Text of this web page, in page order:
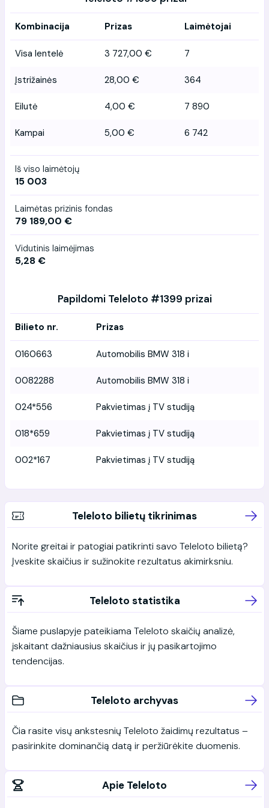
Kombinacija Prizas Laimėtojai
Visa lentelė 3 727,00 € 7
Įstrižainės 28,00 € 364
Eilutė 4,00 € 7 890
Kampai 5,00 € 6 742
Iš viso laimėtojų
15 003
Laimėtas prizinis fondas
79 189,00 €
Vidutinis laimėjimas
5,28 €
Papildomi Teleloto #1399 prizai
Bilieto nr. Prizas
0160663 Automobilis BMW 318 i
0082288 Automobilis BMW 318 i
024*556 Pakvietimas į TV studiją
018*659 Pakvietimas į TV studiją
002*167 Pakvietimas į TV studiją
Teleloto bilietų tikrinimas
Norite greitai ir patogiai patikrinti savo Teleloto bilietą?
Įveskite skaičius ir sužinokite rezultatus akimirksniu.
Teleloto statistika
Šiame puslapyje pateikiama Teleloto skaičių analizė,
įskaitant dažniausius skaičius ir jų pasikartojimo
tendencijas.
Teleloto archyvas
Čia rasite visų ankstesnių Teleloto žaidimų rezultatus –
pasirinkite dominančią datą ir peržiūrėkite duomenis.
Apie Teleloto